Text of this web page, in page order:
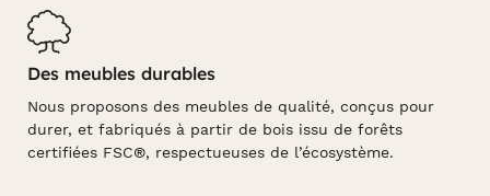
Des meubles durables
Nous proposons des meubles de qualité, conçus pour
durer, et fabriqués à partir de bois issu de forêts
certifiées FSC®, respectueuses de l’écosystème.